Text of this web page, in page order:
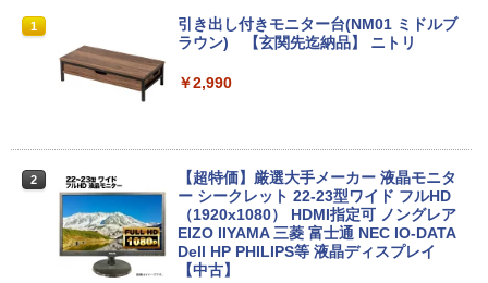
1
【★最大100%ポイント】【新生活応援・
2026】【Office 2019 H&B】富士通 MU
SD:128GB/256GB/512GB/1TB/13.3型/
LTE対応 中古美品 / タッチ 10.5インチ M
icrosoft Surface GO2 Model.1927 フル
HD対応WUXGA/ 第8世代CoreM3-8100
1
中古パソコン | Dell | OptiPlex 3070 SFF
| Windows11 | デスクトップ | 一年保証 |
Hz | MEM:8GB | SSD:512GB(新品) | DV
【エントリーでポイント100％還元チャ
ンス】GMKtec G10 ミニPC【AMD Ryz
en 5 3500U DDR4 16GB 512GB/256GB/
1
引き出し付きモニター台(NM01 ミドルブ
ラウン) 【玄関先迄納品】 ニトリ
￥2,990
2
【超特価】厳選大手メーカー 液晶モニタ
ー シークレット 22-23型ワイド フルHD
（1920x1080） HDMI指定可 ノングレア
EIZO IIYAMA 三菱 富士通 NEC IO-DATA
Dell HP PHILIPS等 液晶ディスプレイ
【中古】